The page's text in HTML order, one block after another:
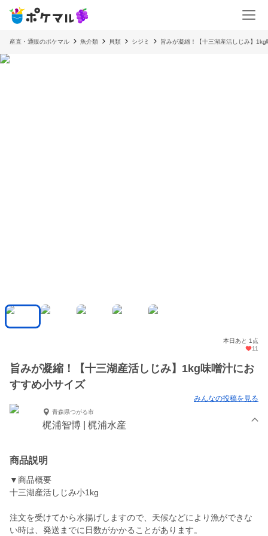
産直・通販のポケマル 魚介類 貝類 シジミ 旨みが凝縮！【十三湖産活しじみ】
本日あと 1点
11
旨みが凝縮！【十三湖産活しじみ】1kg味噌汁にお
すすめ小サイズ
みんなの投稿を見る
青森県つがる市
梶浦智博 | 梶浦水産
商品説明
▼商品概要
十三湖産活しじみ小1kg
注文を受けてから水揚げしますので、天候などにより漁ができな
い時は、発送までに日数がかかることがあります。